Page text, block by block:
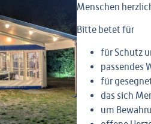
Menschen
Bitte betet für
für Schutz
passendes
für
das sich
um